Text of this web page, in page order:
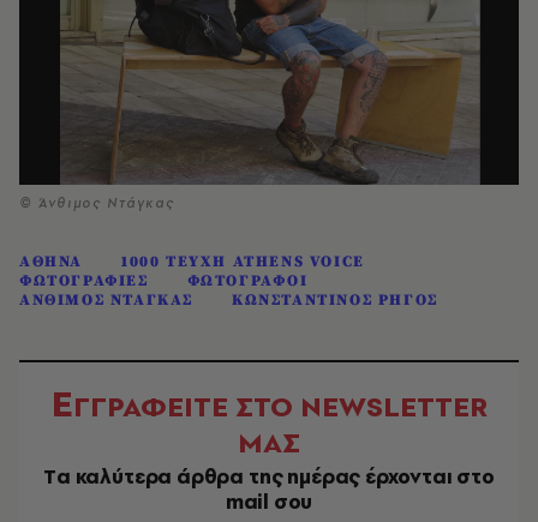
© Άνθιμος Ντάγκας
ΑΘΗΝΑ
1000 ΤΕΥΧΗ ATHENS VOICE
ΦΩΤΟΓΡΑΦΙΕΣ
ΦΩΤΟΓΡΑΦΟΙ
ΑΝΘΙΜΟΣ ΝΤΑΓΚΑΣ
ΚΩΝΣΤΑΝΤΙΝΟΣ ΡΗΓΟΣ
ΕΓΓΡΑΦΕΙΤΕ ΣΤΟ NEWSLETTER
ΜΑΣ
Tα καλύτερα άρθρα της ημέρας έρχονται στο
mail σου